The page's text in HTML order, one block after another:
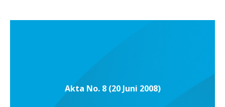
Akta No. 8 (20 Juni 2008)